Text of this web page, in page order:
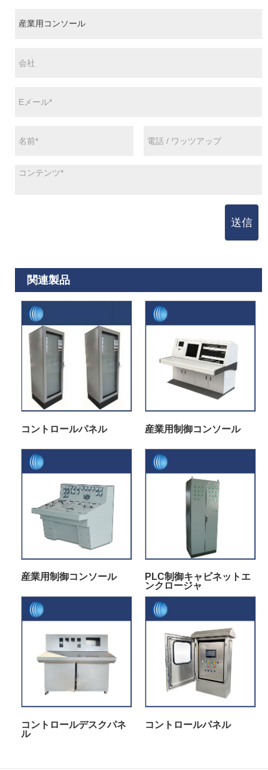
送信
関連製品
コントロールパネル 産業用制御コンソール
産業用制御コンソール
PLC制御キャビネットエ
ンクロージャ
コントロールデスクパネ
ル
コントロールパネル